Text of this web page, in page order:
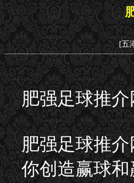
[五
肥强足球推
肥强足球推
你创造赢球